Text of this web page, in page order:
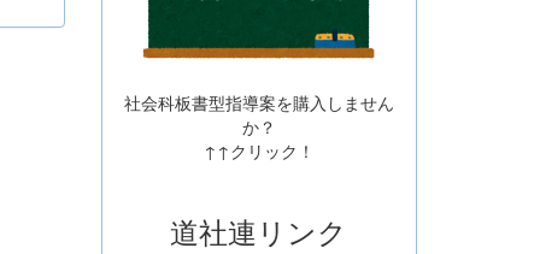
社会科板書型指導案を購入しません
か？
↑↑クリック！
道社連リンク